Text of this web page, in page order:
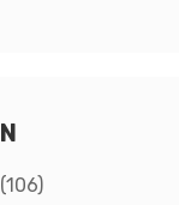
(106)